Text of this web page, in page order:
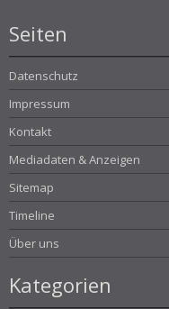
Seiten
Datenschutz
Impressum
Kontakt
Mediadaten & Anzeigen
Sitemap
Timeline
Über uns
Kategorien